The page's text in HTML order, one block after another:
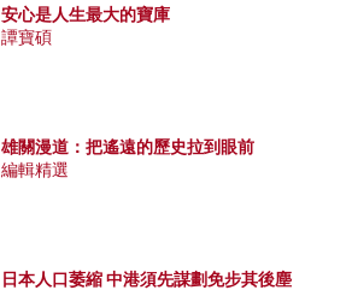
安心是人生最大的寶庫
譚寶碩
雄關漫道：把遙遠的歷史拉到眼前
編輯精選
日本人口萎縮 中港須先謀劃免步其後塵